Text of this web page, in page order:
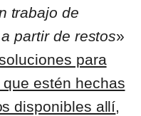
trabajo de
partir de restos»
para
estén hechas
disponibles allí,